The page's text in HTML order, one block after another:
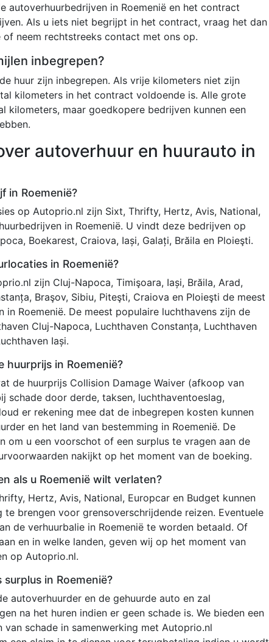
autoverhuurbedrijven in Roemenië en het contract
Als u iets niet begrijpt in het contract, vraag het dan
neem rechtstreeks contact met ons op.
inbegrepen?
huur zijn inbegrepen. Als vrije kilometers niet zijn
kilometers in het contract voldoende is. Alle grote
kilometers, maar goedkopere bedrijven kunnen een
autoverhuur en huurauto in
in Roemenië?
op Autoprio.nl zijn Sixt, Thrifty, Hertz, Avis, National,
in Roemenië. U vindt deze bedrijven op
Boekarest, Craiova, Iași, Galați, Brăila en Ploieşti.
in Roemenië?
zijn Cluj-Napoca, Timişoara, Iași, Brăila, Arad,
Braşov, Sibiu, Piteşti, Craiova en Ploieşti de meest
Roemenië. De meest populaire luchthavens zijn de
Cluj-Napoca, Luchthaven Constanța, Luchthaven
Iași.
huurprijs in Roemenië?
de huurprijs Collision Damage Waiver (afkoop van
schade door derde, taksen, luchthaventoeslag,
er rekening mee dat de inbegrepen kosten kunnen
en het land van bestemming in Roemenië. De
om u een voorschot of een surplus te vragen aan de
nakijkt op het moment van de boeking.
als u Roemenië wilt verlaten?
Hertz, Avis, National, Europcar en Budget kunnen
brengen voor grensoverschrijdende reizen. Eventuele
de verhuurbalie in Roemenië te worden betaald. Of
en in welke landen, geven wij op het moment van
op Autoprio.nl.
in Roemenië?
autoverhuurder en de gehuurde auto en zal
na het huren indien er geen schade is. We bieden een
schade in samenwerking met Autoprio.nl